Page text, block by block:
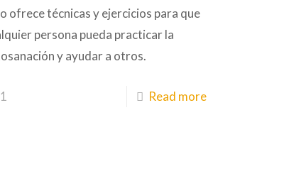
ofrece técnicas y ejercicios para que
persona pueda practicar la
y ayudar a otros.
1 Read more